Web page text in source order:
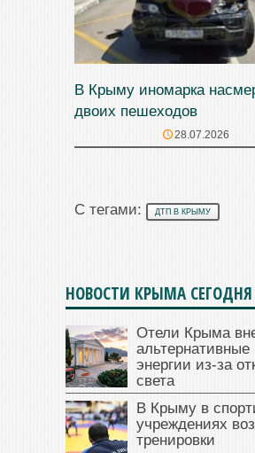
В Крыму иномарка
двоих пешеходов
28.07.2026
С тегами: ДТП В КРЫМУ
НОВОСТИ КРЫМА СЕГОДНЯ
Отели Крыма
альтернативные
энергии из-за
света
В Крыму в
учреждениях
тренировки